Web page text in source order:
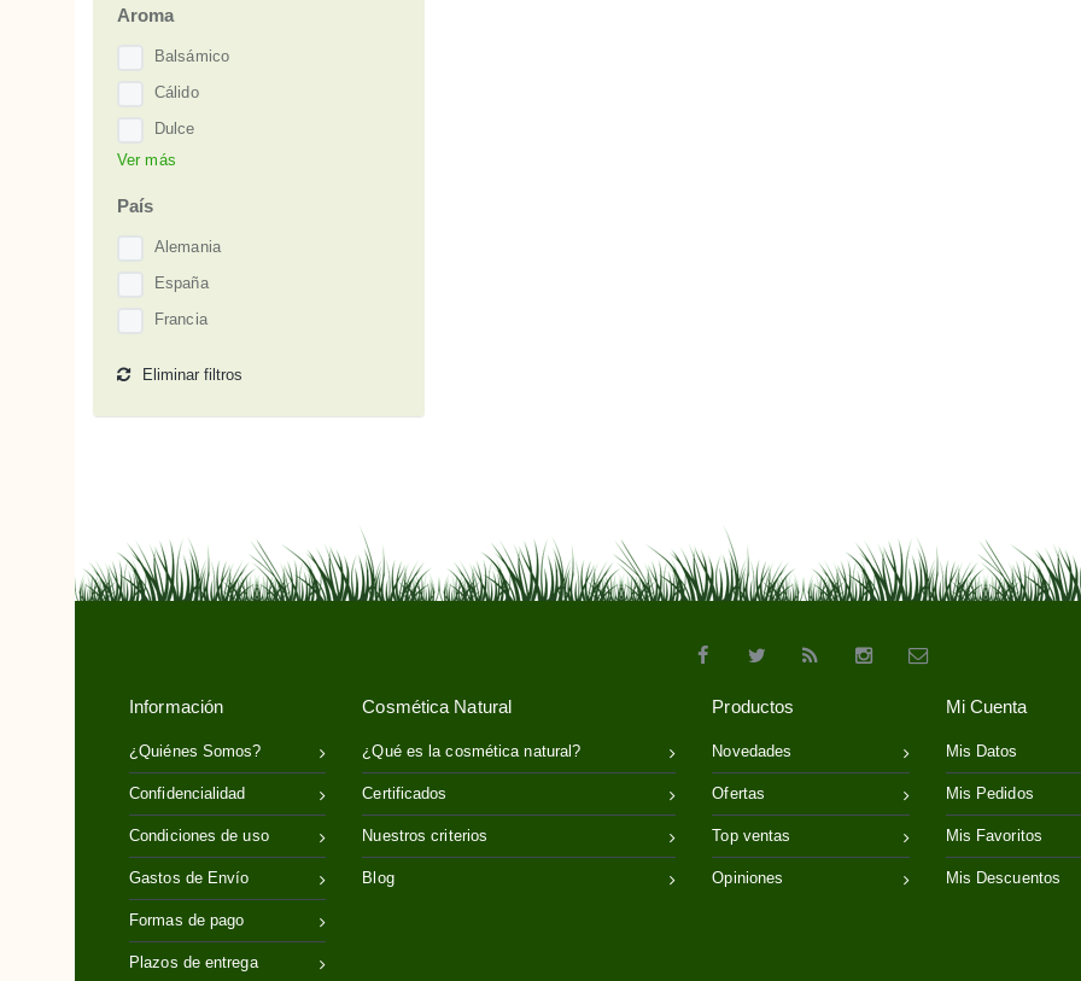
Vainilla
Aroma
Balsámico
Cálido
Dulce
Vainilla
Ver más
País
Alemania
España
Francia
Eliminar filtros
Información
¿Quiénes Somos?
Confidencialidad
Condiciones de uso
Gastos de Envío
Formas de pago
Plazos de entrega
Cosmética Natural
¿Qué es la cosmética natural?
Certificados
Nuestros criterios
Blog
Productos
Novedades
Ofertas
Top ventas
Opiniones
Mi Cuenta
Mis Datos
Mis Pedidos
Mis Favoritos
Mis Descuentos